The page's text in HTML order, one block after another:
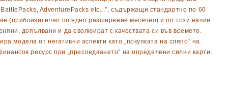
AdventurePacks etc...”, съдържащи стандартно по 60
(приблизително по едно разширение месечно) и по този начин
допълвани и да еволюират с качествата си във времето.
модела от негативни аспекти като „покупката на сляпо” на
ресурс при „преследването” на определени силни карти.